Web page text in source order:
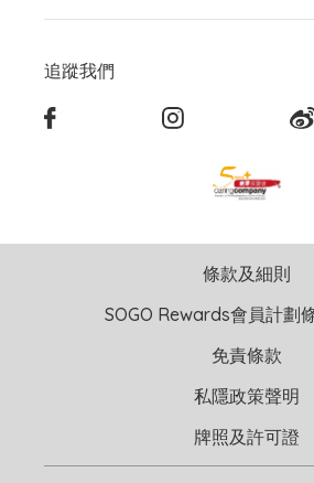
追蹤我們
條款及細則
SOGO Rewards會員計劃
免責條款
私隱政策聲明
牌照及許可證